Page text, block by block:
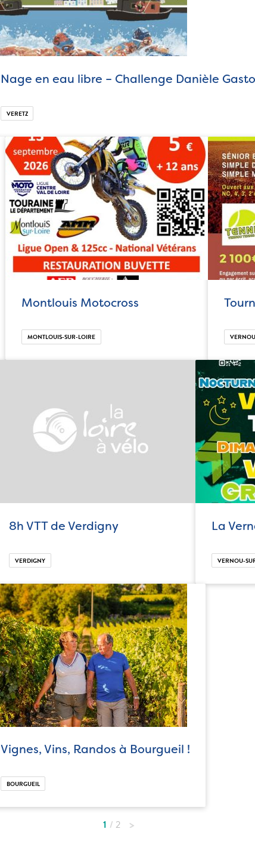
Nage en eau libre – Challenge Danièle
VERETZ
Montlouis Motocross
MONTLOUIS-SUR-LOIRE
8h VTT de Verdigny
VERDIGNY
La
VERNOU-
Vignes, Vins, Randos à Bourgueil !
BOURGUEIL
1 2